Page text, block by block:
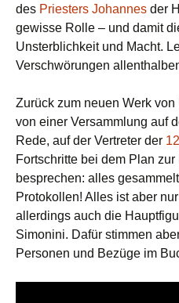
des Priesters Johannes der
gewisse Rolle – und damit
Unsterblichkeit und Macht.
Verschwörungen
Zurück zum neuen Werk
von einer Versammlung auf
Rede, auf der Vertreter der
Fortschritte bei dem Plan
besprechen: alles
Protokollen! Alles ist aber
allerdings auch die
Simonini. Dafür stimmen
Personen und Bezüge im